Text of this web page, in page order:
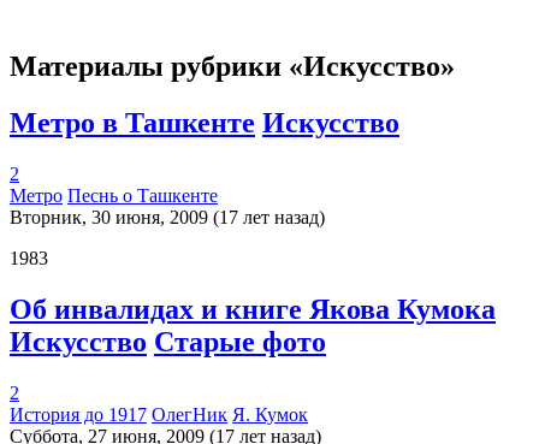
Материалы рубрики «Искусство»
Метро в Ташкенте Искусство
2
Метро Песнь о Ташкенте
Вторник, 30 июня, 2009 (17 лет назад)
1983
Об инвалидах и книге Якова Кумока
Искусство Старые фото
2
История до 1917 ОлегНик Я. Кумок
Суббота, 27 июня, 2009 (17 лет назад)